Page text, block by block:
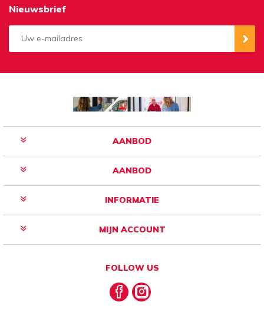
Nieuwsbrief
AANBOD
AANBOD
INFORMATIE
MIJN ACCOUNT
FOLLOW US